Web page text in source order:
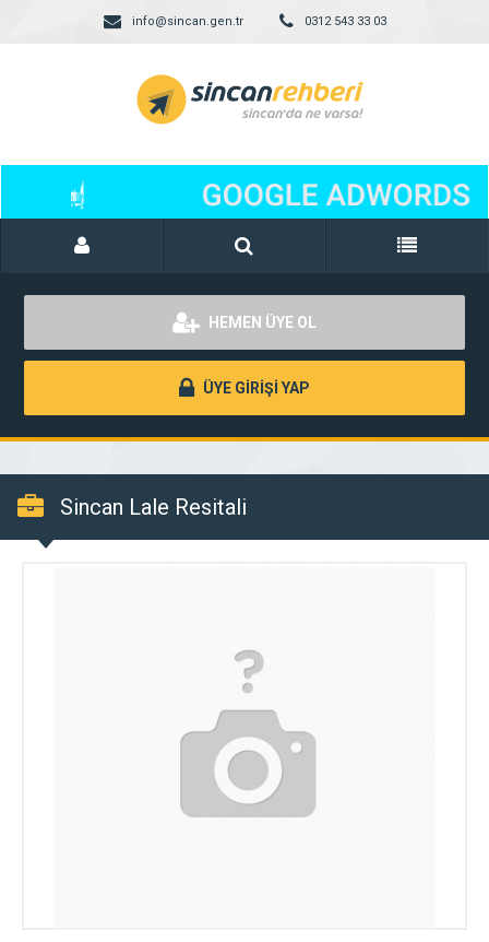
info@sincan.gen.tr 0312 543 33 03
HEMEN ÜYE OL
ÜYE GİRİŞİ YAP
Sincan Lale Resitali